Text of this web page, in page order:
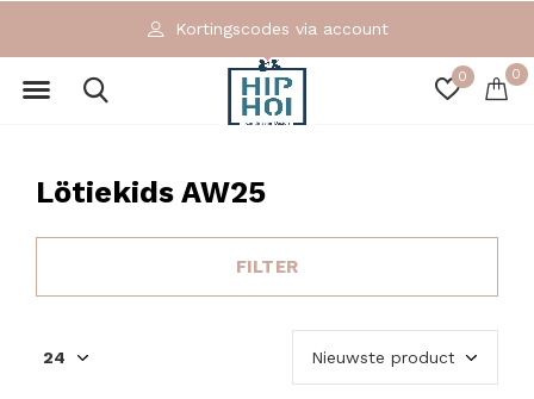
0 0
Kortingscodes via account
Lötiekids AW25
FILTER